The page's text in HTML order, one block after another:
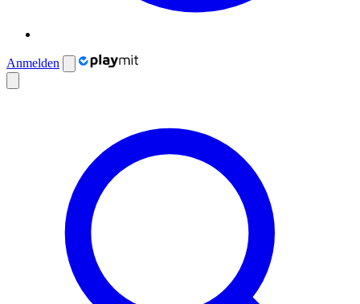
Anmelden